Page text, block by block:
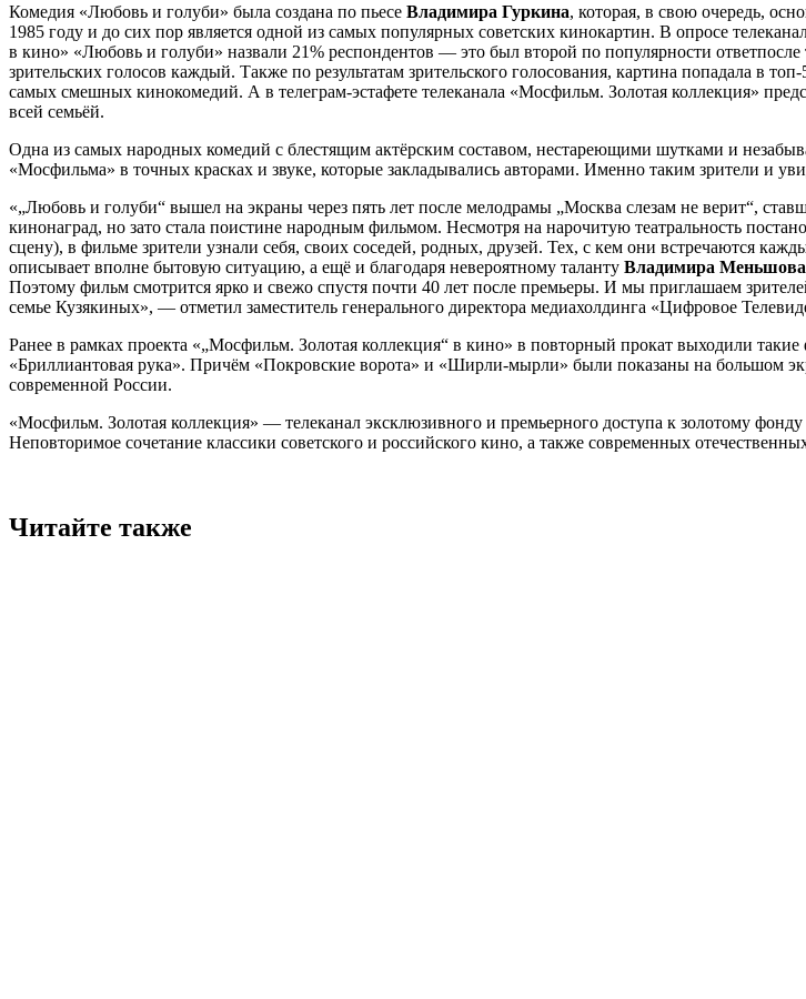
Комедия «Любовь и голуби» была создана по пьесе Владимира Гуркина, которая, в свою очередь,
1985 году и до сих пор является одной из самых популярных советских кинокартин. В опросе
в кино» «Любовь и голуби» назвали 21% респондентов — это был второй по популярности
зрительских голосов каждый. Также по результатам зрительского голосования, картина попадала в
самых смешных кинокомедий. А в телеграм-эстафете телеканала «Мосфильм. Золотая коллекция»
всей семьёй.
Одна из самых народных комедий с блестящим актёрским составом, нестареющими шутками и
«Мосфильма» в точных красках и звуке, которые закладывались авторами. Именно таким зрители и
«„Любовь и голуби“ вышел на экраны через пять лет после мелодрамы „Москва слезам не верит“,
кинонаград, но зато стала поистине народным фильмом. Несмотря на нарочитую театральность
сцену), в фильме зрители узнали себя, своих соседей, родных, друзей. Тех, с кем они встречаются
описывает вполне бытовую ситуацию, а ещё и благодаря невероятному таланту Владимира Меньшова
Поэтому фильм смотрится ярко и свежо спустя почти 40 лет после премьеры. И мы приглашаем
семье Кузякиных», — отметил заместитель генерального директора медиахолдинга «Цифровое
Ранее в рамках проекта «„Мосфильм. Золотая коллекция“ в кино» в повторный прокат выходили
«Бриллиантовая рука». Причём «Покровские ворота» и «Ширли-мырли» были показаны на большом
современной России.
«Мосфильм. Золотая коллекция» — телеканал эксклюзивного и премьерного доступа к золотому
Неповторимое сочетание классики советского и российского кино, а также современных
Читайте также